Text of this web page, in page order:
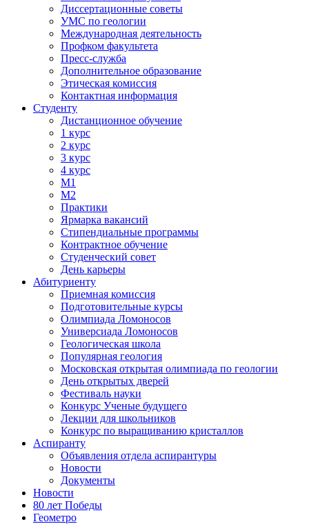
Диссертационные советы
УМС по геологии
Международная деятельность
Профком факультета
Пресс-служба
Дополнительное образование
Этическая комиссия
Контактная информация
Студенту
Дистанционное обучение
1 курс
2 курс
3 курс
4 курс
М1
М2
Практики
Ярмарка вакансий
Стипендиальные программы
Контрактное обучение
Студенческий совет
День карьеры
Абитуриенту
Приемная комиссия
Подготовительные курсы
Олимпиада Ломоносов
Универсиада Ломоносов
Геологическая школа
Популярная геология
Московская открытая олимпиада по геологии
День открытых дверей
Фестиваль науки
Конкурс Ученые будущего
Лекции для школьников
Конкурс по выращиванию кристаллов
Аспиранту
Объявления отдела аспирантуры
Новости
Документы
Новости
80 лет Победы
Геометро